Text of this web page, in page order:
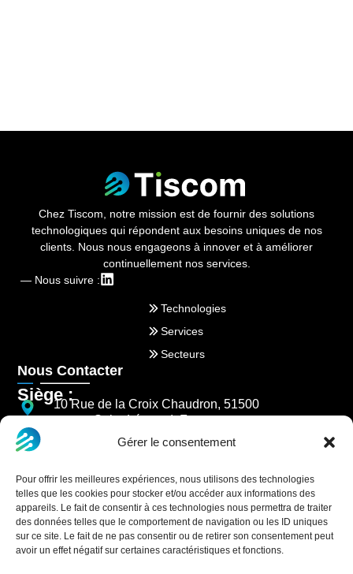
Gérer le consentement
Pour offrir les meilleures expériences, nous utilisons des technologies
telles que les cookies pour stocker et/ou accéder aux informations des
appareils. Le fait de consentir à ces technologies nous permettra de traiter
des données telles que le comportement de navigation ou les ID uniques
sur ce site. Le fait de ne pas consentir ou de retirer son consentement peut
avoir un effet négatif sur certaines caractéristiques et fonctions.
Chez Tiscom, notre mission est de fournir des solutions
technologiques qui répondent aux besoins uniques de nos
clients. Nous nous engageons à innover et à améliorer
continuellement nos services.
— Nous suivre :
Technologies
Services
Secteurs
Nous Contacter
Siège :10 Rue de la Croix Chaudron, 51500
Saint-Léonard, France
03 26 85 84 77